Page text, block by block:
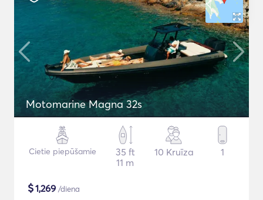
Motomarine Magna 32s
Cietie piepūšamie
35 ft
11 m
10 Kruīza 1
$1,269 /diena